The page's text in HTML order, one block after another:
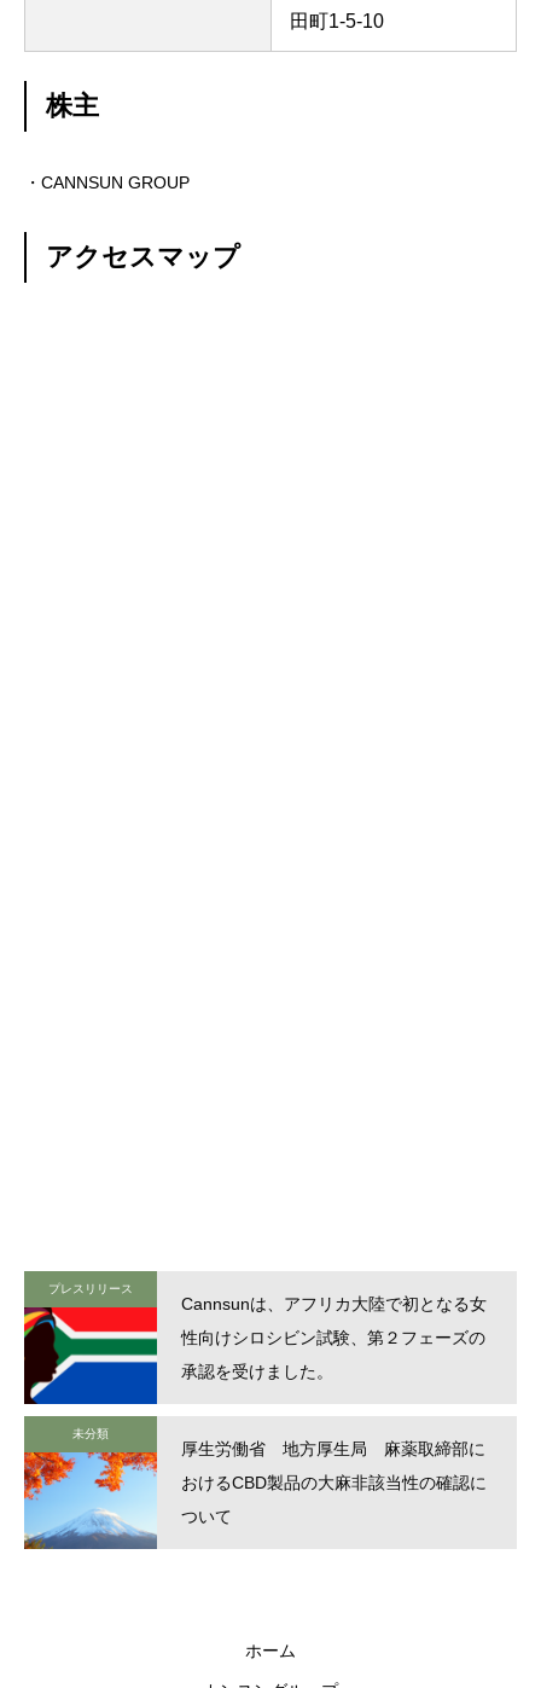
田町1-5-10
株主
・CANNSUN GROUP
アクセスマップ
プレスリリース
Cannsunは、アフリカ大陸で初となる女
性向けシロシビン試験、第２フェーズの
承認を受けました。
未分類
厚生労働省 地方厚生局 麻薬取締部に
おけるCBD製品の大麻非該当性の確認に
ついて
ホーム